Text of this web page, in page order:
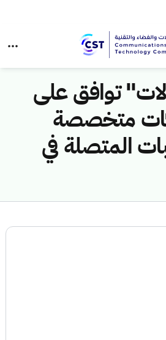
توافق على
3 شركات متخصصة
المتصلة في